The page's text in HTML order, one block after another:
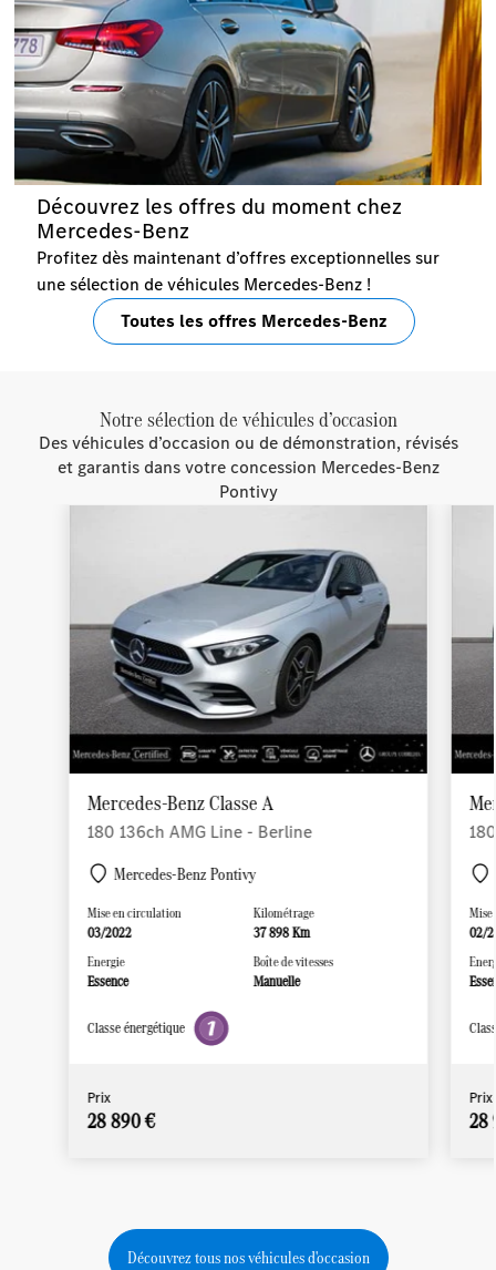
Découvrez les offres du moment chez
Mercedes-Benz
Profitez dès maintenant d’offres exceptionnelles sur
une sélection de véhicules Mercedes-Benz !
Toutes les offres Mercedes-Benz
Notre sélection de véhicules d’occasion
Des véhicules d’occasion ou de démonstration, révisés
et garantis dans votre concession Mercedes-Benz
Pontivy
Découvrez tous nos véhicules d'occasion
Mercedes-Benz Classe A
180 136ch AMG Line - Berline
Mercedes-Benz Pontivy
Mise en circulation
03/2022
Kilométrage
37 898 Km
Energie
Essence
Boîte de vitesses
Manuelle
Classe énergétique
Prix
28 890 €
02/
Prix
28